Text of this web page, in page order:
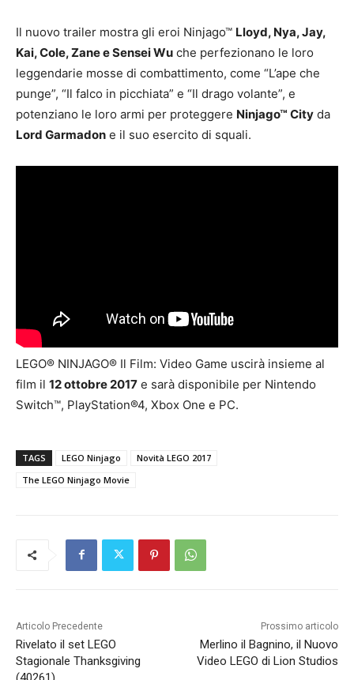
Il nuovo trailer mostra gli eroi Ninjago™ Lloyd, Nya, Jay,
Kai, Cole, Zane e Sensei Wu che perfezionano le loro
leggendarie mosse di combattimento, come “L’ape che
punge”, “Il falco in picchiata” e “Il drago volante”, e
potenziano le loro armi per proteggere Ninjago™ City da
Lord Garmadon e il suo esercito di squali.
LEGO® NINJAGO® Il Film: Video Game uscirà insieme al
film il 12 ottobre 2017 e sarà disponibile per Nintendo
Switch™, PlayStation®4, Xbox One e PC.
TAGS LEGO Ninjago
Novità LEGO 2017
The LEGO Ninjago Movie
Articolo Precedente
Rivelato il set LEGO
Stagionale Thanksgiving
Prossimo articolo
Merlino il Bagnino, il Nuovo
Video LEGO di Lion Studios